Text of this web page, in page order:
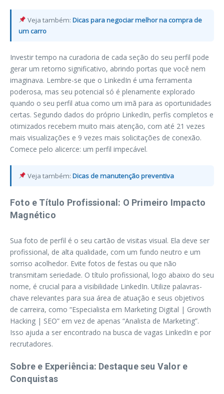
Veja também:Dicas para negociar melhor na compra de
um carro
Investir tempo na curadoria de cada seção do seu perfil pode
gerar um retorno significativo, abrindo portas que você nem
imaginava. Lembre-se que o LinkedIn é uma ferramenta
poderosa, mas seu potencial só é plenamente explorado
quando o seu perfil atua como um imã para as oportunidades
certas. Segundo dados do próprio LinkedIn, perfis completos e
otimizados recebem muito mais atenção, com até 21 vezes
mais visualizações e 9 vezes mais solicitações de conexão.
Comece pelo alicerce: um perfil impecável.
Veja também:Dicas de manutenção preventiva
Foto e Título Profissional: O Primeiro Impacto
Magnético
Sua foto de perfil é o seu cartão de visitas visual. Ela deve ser
profissional, de alta qualidade, com um fundo neutro e um
sorriso acolhedor. Evite fotos de festas ou que não
transmitam seriedade. O título profissional, logo abaixo do seu
nome, é crucial para a visibilidade LinkedIn. Utilize palavras-
chave relevantes para sua área de atuação e seus objetivos
de carreira, como “Especialista em Marketing Digital | Growth
Hacking | SEO” em vez de apenas “Analista de Marketing”.
Isso ajuda a ser encontrado na busca de vagas LinkedIn e por
recrutadores.
Sobre e Experiência: Destaque seu Valor e
Conquistas